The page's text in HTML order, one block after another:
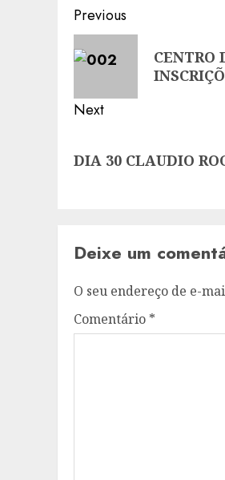
Post
navigation
Previous
Previous
post:
CENTRO
Next
post:
DIA 30 CLAUDIO
Deixe um
O seu endereço de e-
Comentário *